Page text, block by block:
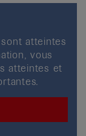
atteintes
vous
atteintes et